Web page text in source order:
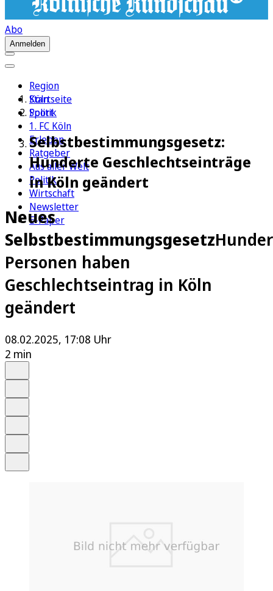
Abo
Anmelden
Region
Köln
Sport
1. FC Köln
Erleben
Ratgeber
Aus aller Welt
Politik
Wirtschaft
Newsletter
E-Paper
Startseite
Politik
Selbstbestimmungsgesetz:
Hunderte Geschlechtseinträge
in Köln geändert
Neues
Selbstbestimmungsgesetz
Personen haben
Geschlechtseintrag in Köln
geändert
08.02.2025, 17:08 Uhr
2 min